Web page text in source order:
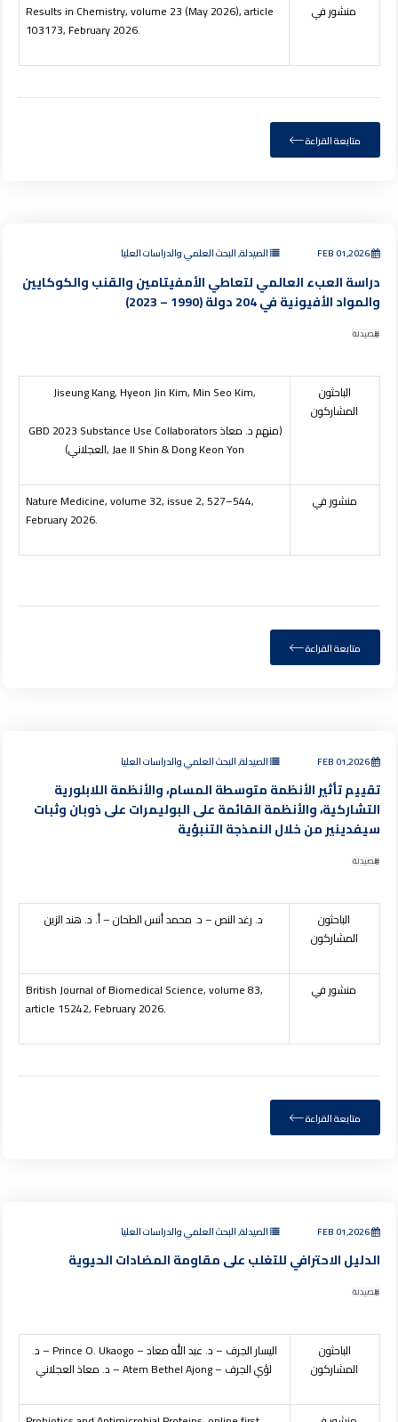
منشور في
Results in Chemistry, volume 23 (May 2026), article
103173, February 2026.
متابعة القراءة
FEB 01,2026 الصيدلة, البحث العلمي والدراسات العليا
دراسة العبء العالمي لتعاطي الأمفيتامين والقنب والكوكايين
والمواد الأفيونية في 204 دولة (1990 – 2023)
الصيدلة
الباحثون
المشاركون
Jiseung Kang, Hyeon Jin Kim, Min Seo Kim,
GBD 2023 Substance Use Collaborators(منهم د. معاذ
العجلاني), Jae Il Shin & Dong Keon Yon
منشور في
Nature Medicine, volume 32, issue 2, 527–544,
February 2026.
متابعة القراءة
FEB 01,2026 الصيدلة, البحث العلمي والدراسات العليا
تقييم تأثير الأنظمة متوسطة المسام، والأنظمة اللابلورية
التشاركية، والأنظمة القائمة على البوليمرات على ذوبان وثبات
سيفدينير من خلال النمذجة التنبؤية
الصيدلة
الباحثون
المشاركون
د. رغد النص – د. محمد أنس الطحان – أ. د. هند الزين
منشور في
British Journal of Biomedical Science, volume 83,
article 15242, February 2026.
متابعة القراءة
FEB 01,2026 الصيدلة, البحث العلمي والدراسات العليا
الدليل الاحترافي للتغلب على مقاومة المضادات الحيوية
الصيدلة
الباحثون
المشاركون
اليسار الجرف – د. عبد الله معاد –Prince O. Ukaogo – د.
لؤي الجرف –Atem Bethel Ajong– د. معاذ العجلاني